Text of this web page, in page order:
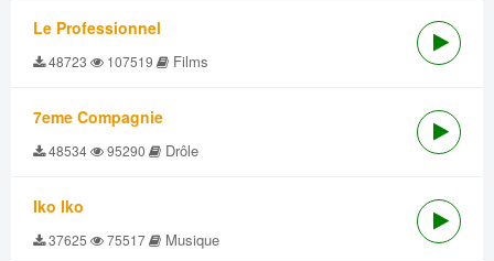
Le Professionnel
48723 107519 Films
7eme Compagnie
48534 95290 Drôle
Iko Iko
37625 75517 Musique